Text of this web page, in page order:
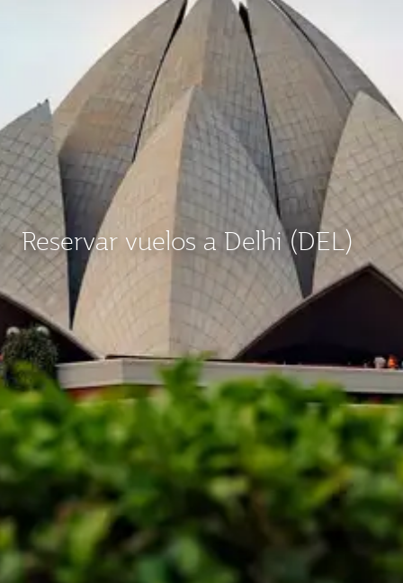
Reservar vuelos a Delhi (DEL)